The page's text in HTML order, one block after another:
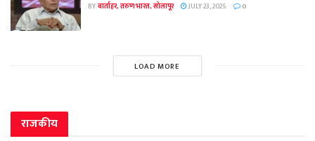
BYवार्ताहर, तरुण भारत, सोलापूर JULY 23, 2025 0
LOAD MORE
राजकीय